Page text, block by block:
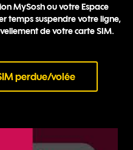
MySosh ou votre Espace
temps suspendre votre ligne,
de votre carte SIM.
perdue/volée